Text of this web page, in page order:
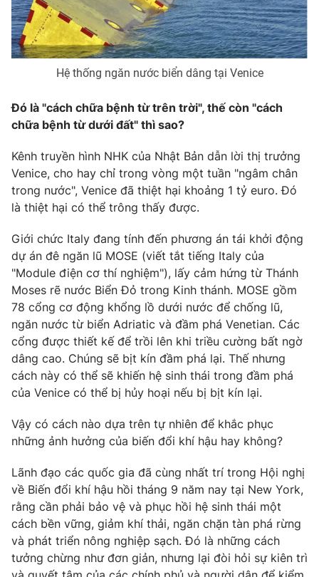
Hệ thống ngăn nước biển dâng tại Venice
Đó là "cách chữa bệnh từ trên trời", thế còn "cách
chữa bệnh từ dưới đất" thì sao?
Kênh truyền hình NHK của Nhật Bản dẫn lời thị trưởng
Venice, cho hay chỉ trong vòng một tuần "ngâm chân
trong nước", Venice đã thiệt hại khoảng 1 tỷ euro. Đó
là thiệt hại có thể trông thấy được.
Giới chức Italy đang tính đến phương án tái khởi động
dự án đê ngăn lũ MOSE (viết tắt tiếng Italy của
"Module điện cơ thí nghiệm"), lấy cảm hứng từ Thánh
Moses rẽ nước Biển Đỏ trong Kinh thánh. MOSE gồm
78 cổng cơ động khổng lồ dưới nước để chống lũ,
ngăn nước từ biển Adriatic và đầm phá Venetian. Các
cổng được thiết kế để trồi lên khi triều cường bất ngờ
dâng cao. Chúng sẽ bịt kín đầm phá lại. Thế nhưng
cách này có thể sẽ khiến hệ sinh thái trong đầm phá
của Venice có thể bị hủy hoại nếu bị bịt kín lại.
Vậy có cách nào dựa trên tự nhiên để khắc phục
những ảnh hưởng của biến đổi khí hậu hay không?
Lãnh đạo các quốc gia đã cùng nhất trí trong Hội nghị
về Biến đổi khí hậu hồi tháng 9 năm nay tại New York,
rằng cần phải bảo vệ và phục hồi hệ sinh thái một
cách bền vững, giảm khí thải, ngăn chặn tàn phá rừng
và phát triển nông nghiệp sạch. Đó là những cách
tưởng chừng như đơn giản, nhưng lại đòi hỏi sự kiên trì